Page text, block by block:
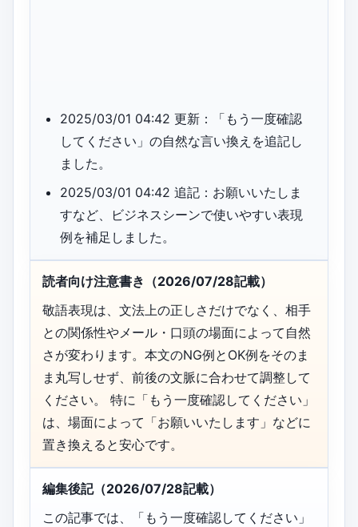
2025/03/01 04:42 更新：「もう一度確認
してください」の自然な言い換えを追記し
ました。
2025/03/01 04:42 追記：お願いいたしま
すなど、ビジネスシーンで使いやすい表現
例を補足しました。
読者向け注意書き（2026/07/28記載）
敬語表現は、文法上の正しさだけでなく、相手
との関係性やメール・口頭の場面によって自然
さが変わります。本文のNG例とOK例をそのま
ま丸写しせず、前後の文脈に合わせて調整して
ください。 特に「もう一度確認してください」
は、場面によって「お願いいたします」などに
置き換えると安心です。
編集後記（2026/07/28記載）
この記事では、「もう一度確認してください」